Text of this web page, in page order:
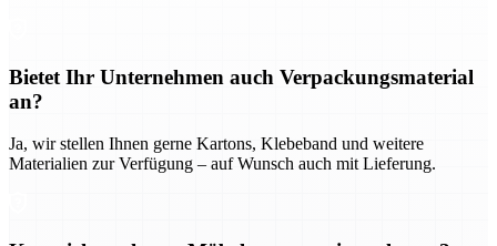
Bietet Ihr Unternehmen auch Verpackungsmaterial
an?
Ja, wir stellen Ihnen gerne Kartons, Klebeband und weitere
Materialien zur Verfügung – auf Wunsch auch mit Lieferung.